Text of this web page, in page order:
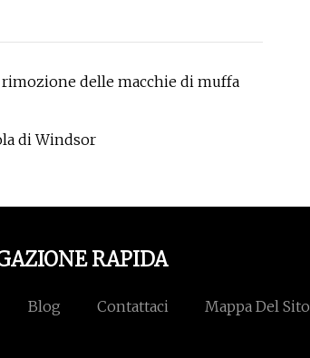
delle macchie di muffa
di Windsor
RAPIDA
Blog Contattaci Mappa Del Sito